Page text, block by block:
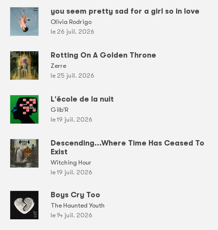
you seem pretty sad for a girl so in love
Olivia Rodrigo
le 26 juil. 2026
Rotting On A Golden Throne
Zerre
le 25 juil. 2026
L'école de la nuit
Gilb'R
le 19 juil. 2026
Descending...Where Time Has Ceased To
Exist
Witching Hour
le 19 juil. 2026
Boys Cry Too
The Haunted Youth
le 14 juil. 2026